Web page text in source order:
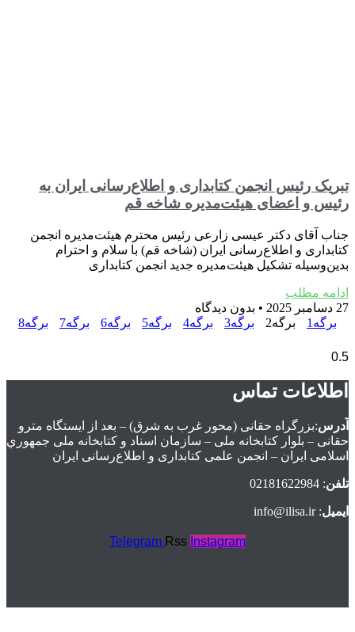
تبریک رئیس انجمن کتابداری و اطلاع‌رسانی ایران به
رئیس و اعضای هیئت‌مدیره شاخه قم
جناب آقای دکتر عیسی زارعی رئیس محترم هیئت‌مدیره انجمن
کتابداری و اطلاع‌رسانی ایران (شاخه قم) با سلام و احترام
بدین‌وسیله تشکیل هیئت‌مدیره جدید انجمن کتابداری
ادامه مطلب
27 دسامبر 2025
بدون دیدگاه
برگه 1 برگه2 برگه3 برگه4 برگه5 برگه6 برگه7 برگه8
اطلاعات تماس
آدرس:بزرگراه حقانی (محور غرب به شرق) – بعد از ايستگاه مترو
حقانی – بلوار كتابخانه ملی – سازمان اسناد و كتابخانه ملی جمهوري
اسلامی ايران – انجمن علمی کتابداری و اطلاع‌رسانی ایران
تلفن: 02181622984
ایمیل: info@ilisa.ir
Telegram Rss Instagram